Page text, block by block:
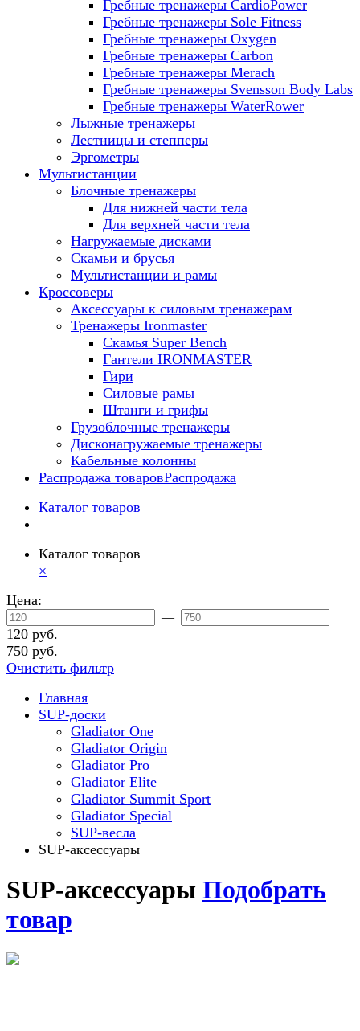
Гребные тренажеры CardioPower
Гребные тренажеры Sole Fitness
Гребные тренажеры Oxygen
Гребные тренажеры Carbon
Гребные тренажеры Merach
Гребные тренажеры Svensson Body Labs
Гребные тренажеры WaterRower
Лыжные тренажеры
Лестницы и степперы
Эргометры
Мультистанции
Блочные тренажеры
Для нижней части тела
Для верхней части тела
Нагружаемые дисками
Скамьи и брусья
Мультистанции и рамы
Кроссоверы
Аксессуары к силовым тренажерам
Тренажеры Ironmaster
Скамья Super Bench
Гантели IRONMASTER
Гири
Силовые рамы
Штанги и грифы
Грузоблочные тренажеры
Дисконагружаемые тренажеры
Кабельные колонны
Распродажа товаровРаспродажа
Каталог товаров
Каталог товаров
×
Цена:
—
120 руб.
750 руб.
Очистить фильтр
Главная
SUP-доски
Gladiator One
Gladiator Origin
Gladiator Pro
Gladiator Elite
Gladiator Summit Sport
Gladiator Special
SUP-весла
SUP-аксессуары
SUP-аксессуары Подобрать
товар